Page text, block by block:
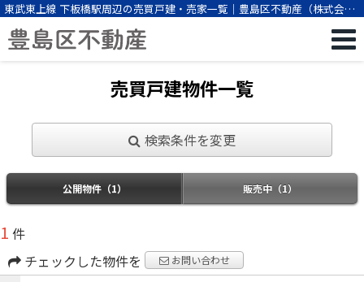
東武東上線 下板橋駅周辺の売買戸建・売家一覧｜豊島区不動産（株式会社
ビーエスパートナー）
売買戸建物件一覧
検索条件を変更
公開物件（1） 販売中（1）
1 件
チェックした物件を
お問い合わせ